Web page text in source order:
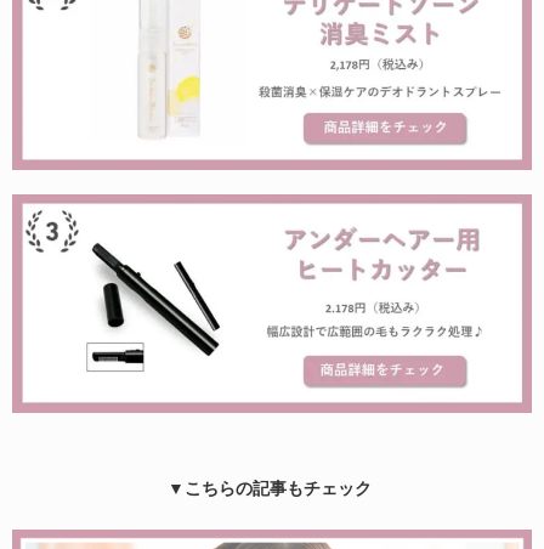
▼こちらの記事もチェック